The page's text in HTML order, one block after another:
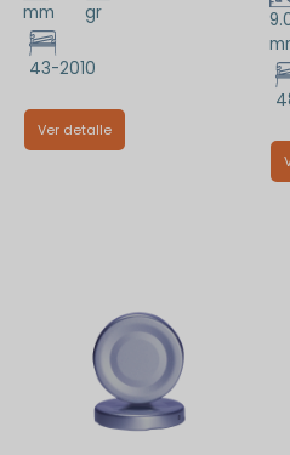
mm gr
43-2010
Ver detalle